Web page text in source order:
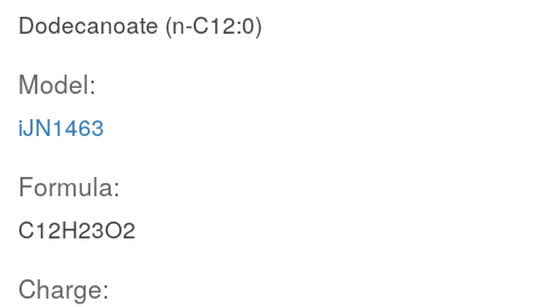
Dodecanoate (n-C12:0)
Model:
iJN1463
Formula:
C12H23O2
Charge: